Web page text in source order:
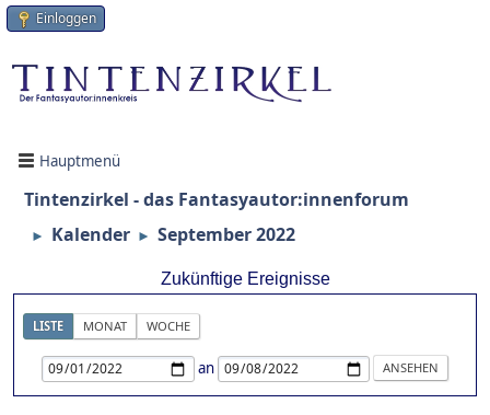
Einloggen
Hauptmenü
Tintenzirkel - das Fantasyautor:innenforum
► Kalender ► September 2022
Zukünftige Ereignisse
LISTE MONAT WOCHE
an